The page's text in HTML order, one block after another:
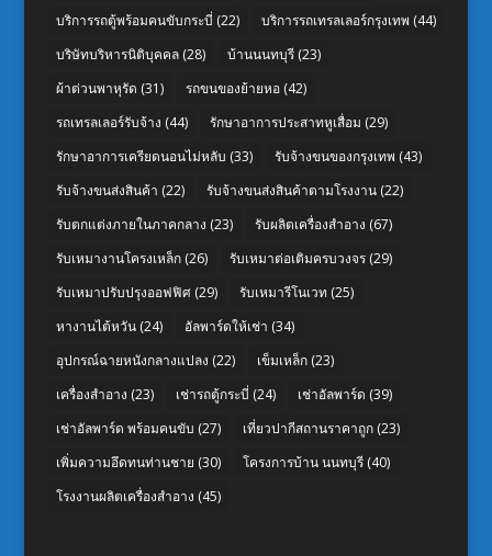
บริการรถตู้พร้อมคนขับกระบี่ (22) บริการรถเทรลเลอร์กรุงเทพ (44)
บริษัทบริหารนิติบุคคล(28) บ้านนนทบุรี(23)
ผ้าต่วนพาหุรัด (31) รถขนของย้ายหอ(42)
รถเทรลเลอร์รับจ้าง (44) รักษาอาการประสาทหูเสื่อม (29)
รักษาอาการเครียดนอนไม่หลับ (33) รับจ้างขนของกรุงเทพ (43)
รับจ้างขนส่งสินค้า (22) รับจ้างขนส่งสินค้าตามโรงงาน(22)
รับตกแต่งภายในภาคกลาง (23) รับผลิตเครื่องสำอาง (67)
รับเหมางานโครงเหล็ก(26) รับเหมาต่อเติมครบวงจร(29)
รับเหมาปรับปรุงออฟฟิศ(29) รับเหมารีโนเวท (25)
หางานไต้หวัน(24) อัลพาร์ดให้เช่า (34)
อุปกรณ์ฉายหนังกลางแปลง (22) เข็มเหล็ก(23)
เครื่องสำอาง (23) เช่ารถตู้กระบี่ (24) เช่าอัลพาร์ด (39)
เช่าอัลพาร์ด พร้อมคนขับ (27) เที่ยวปากีสถานราคาถูก(23)
เพิ่มความอึดทนท่านชาย (30) โครงการบ้าน นนทบุรี(40)
โรงงานผลิตเครื่องสำอาง (45)